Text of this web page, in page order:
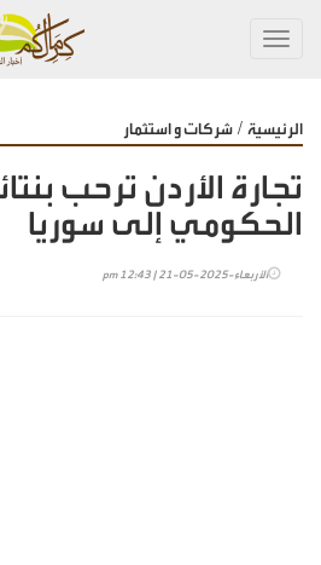
الرئيسية / شركات و استثمار
تجارة الأردن ترحب
الحكومي إلى سوريا
الأربعاء-2025-05-21 | 12:43 pm